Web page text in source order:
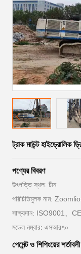
ট্রাক মাউন্ট হাইড্রোলিক
পণ্যের বিবরণ
উৎপত্তি স্থল: চীন
পরিচিতিমুলক নাম:
সাক্ষ্যদান: ISO9001、CE
মডেল নম্বার: এসআর৭০
পেমেন্ট ও শিপিংয়ের শর্তাবলী